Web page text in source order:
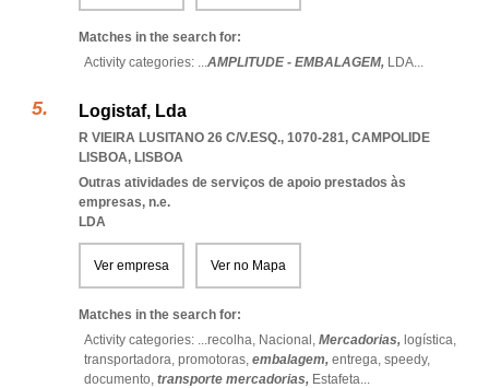
Matches in the search for:
Activity categories: ...AMPLITUDE - EMBALAGEM, LDA...
Logistaf, Lda
R VIEIRA LUSITANO 26 C/V.ESQ., 1070-281, CAMPOLIDE
LISBOA, LISBOA
Outras atividades de serviços de apoio prestados às
empresas, n.e.
LDA
Ver empresa Ver no Mapa
Matches in the search for:
Activity categories: ...recolha, Nacional, Mercadorias, logística,
transportadora, promotoras, embalagem, entrega, speedy,
documento, transporte mercadorias, Estafeta...